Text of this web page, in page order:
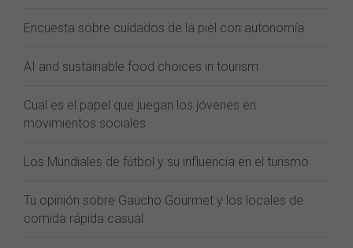
Encuesta sobre cuidados de la piel con autonomía
AI and sustainable food choices in tourism
Cual es el papel que juegan los jóvenes en
movimientos sociales
Los Mundiales de fútbol y su influencia en el turismo
Tu opinión sobre Gaucho Gourmet y los locales de
comida rápida casual